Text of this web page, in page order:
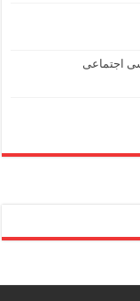
اجتماعی